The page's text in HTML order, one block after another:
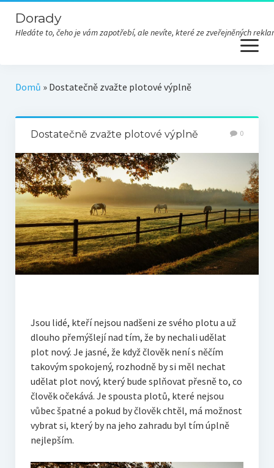
Dorady
Hledáte to, čeho je vám zapotřebí, ale nevíte, které ze zveřejněných
open
menu
Domů » Dostatečně zvažte plotové výplně
Dostatečně zvažte plotové výplně 0
Jsou lidé, kteří nejsou nadšeni ze svého plotu a už
dlouho přemýšlejí nad tím, že by nechali udělat
plot nový. Je jasné, že když člověk není s něčím
takovým spokojený, rozhodně by si měl nechat
udělat plot nový, který bude splňovat přesně to, co
člověk očekává. Je spousta plotů, které nejsou
vůbec špatné a pokud by člověk chtěl, má možnost
vybrat si, který by na jeho zahradu byl tím úplně
nejlepším.